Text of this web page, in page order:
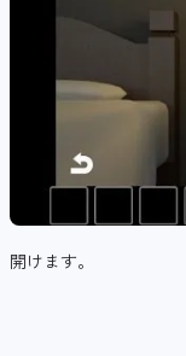
開けます。